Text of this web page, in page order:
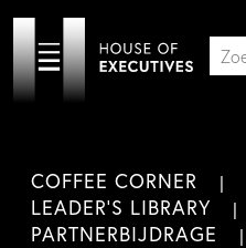
COFFEE CORNER
LEADER'S LIBRARY
PARTNERBIJDRAGE